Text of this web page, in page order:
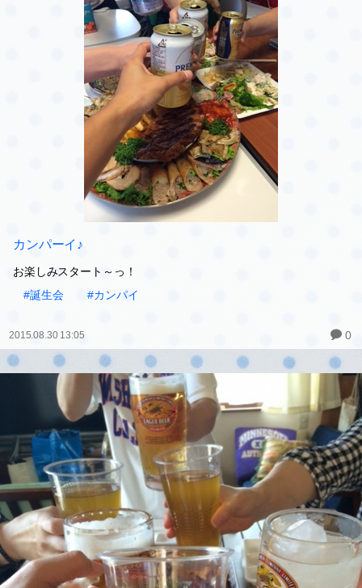
カンパーイ♪
お楽しみスタート～っ！
#誕生会
#カンパイ
2015.08.30 13:05 0